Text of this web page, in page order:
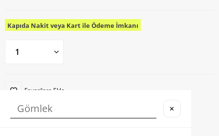
Kapıda Nakit veya Kart ile Ödeme İmkanı
Favorilere Ekle
Karşılaştır ✕